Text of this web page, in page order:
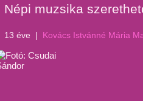
Népi muzsika
13 éve | Kovács Istvánné Mária